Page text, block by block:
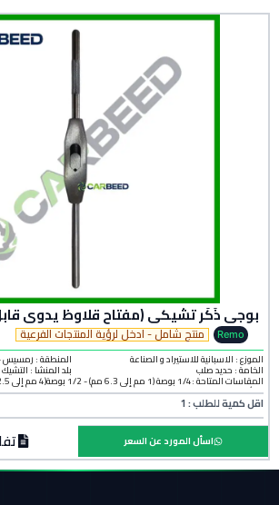
بوجي ذَكَر تشيكي (مفتاح قلاوظ يدوي
Remo منتج شامل - ادخل لرؤية المنتجات الفرعية
الموزع : الاسبانية للاستيراد و الصناعة
الخامة : حديد صلب
المنطقة : رمسيس -
بلد المنشأ : التشيك
مم)
اقل كمية للطلب : 1
اسأل المورد عن السعر